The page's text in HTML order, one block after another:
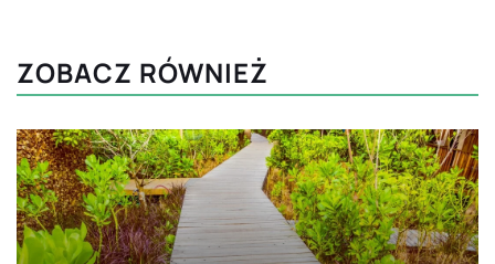
ZOBACZ RÓWNIEŻ